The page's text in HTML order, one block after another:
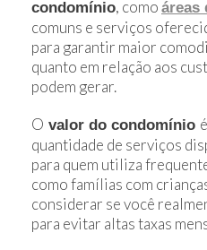
condomínio, como áreas
comuns e serviços
para garantir maior
quanto em relação aos
podem gerar.
O valor do condomínio
quantidade de serviços
para quem utiliza
como famílias com
considerar se você
para evitar altas taxas